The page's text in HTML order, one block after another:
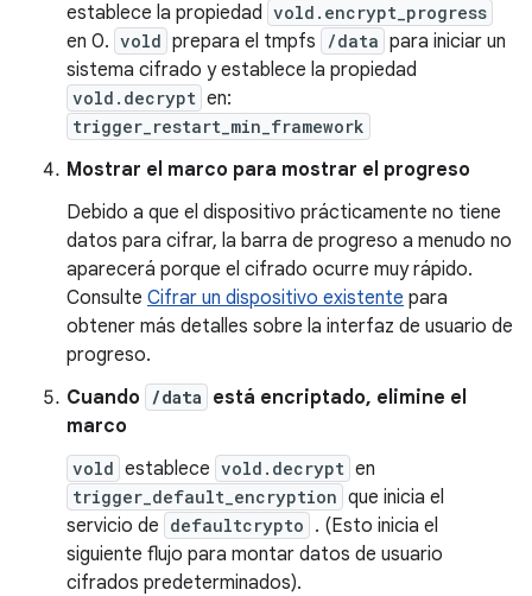
establece la propiedad vold.encrypt_progress
en 0. vold prepara el tmpfs /data para iniciar un
sistema cifrado y establece la propiedad
vold.decrypt en:
trigger_restart_min_framework
Mostrar el marco para mostrar el progreso
Debido a que el dispositivo prácticamente no tiene
datos para cifrar, la barra de progreso a menudo no
aparecerá porque el cifrado ocurre muy rápido.
Consulte Cifrar un dispositivo existente para
obtener más detalles sobre la interfaz de usuario de
progreso.
Cuando /data está encriptado, elimine el
marco
vold establece vold.decrypt en
trigger_default_encryption que inicia el
servicio de defaultcrypto . (Esto inicia el
siguiente flujo para montar datos de usuario
cifrados predeterminados).